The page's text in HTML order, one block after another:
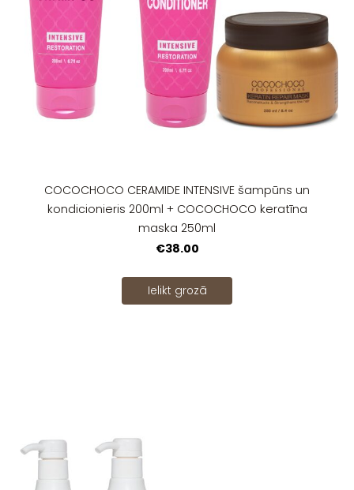
COCOCHOCO CERAMIDE INTENSIVE šampūns un
kondicionieris 200ml + COCOCHOCO keratīna
maska 250ml
€38.00
Ielikt grozā